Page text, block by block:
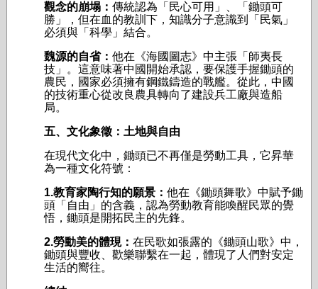
觀念的崩塌： 傳統認為「民心可用」、「鋤頭可
勝」，但在血的教訓下，知識分子意識到「民氣」
必須與「科學」結合。
魏源的自省： 他在《海國圖志》中主張「師夷長
技」。這意味著中國開始承認，要保護手握鋤頭的
農民，國家必須擁有鋼鐵鑄造的戰艦。從此，中國
的技術重心從改良農具轉向了建設兵工廠與造船
局。
五、文化象徵：土地與自由
在現代文化中，鋤頭已不再僅是勞動工具，它昇華
為一種文化符號：
1.教育家陶行知的願景： 他在《鋤頭舞歌》中賦予鋤
頭「自由」的含義，認為勞動教育能喚醒民眾的覺
悟，鋤頭是開拓民主的先鋒。
2.勞動美的體現： 在民歌如張露的《鋤頭山歌》中，
鋤頭與豐收、歡樂聯繫在一起，體現了人們對安定
生活的嚮往。